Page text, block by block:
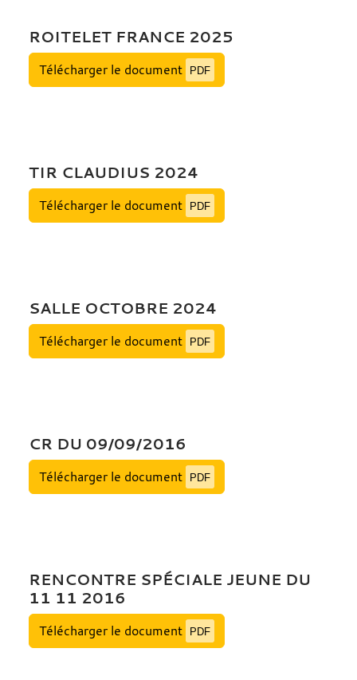
ROITELET FRANCE 2025
Télécharger le document PDF
TIR CLAUDIUS 2024
Télécharger le document PDF
SALLE OCTOBRE 2024
Télécharger le document PDF
CR DU 09/09/2016
Télécharger le document PDF
RENCONTRE SPÉCIALE JEUNE DU
11 11 2016
Télécharger le document PDF